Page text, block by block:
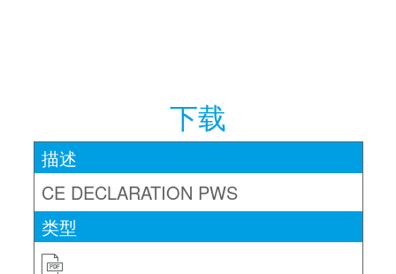
下载
CE DECLARATION PWS
PDF